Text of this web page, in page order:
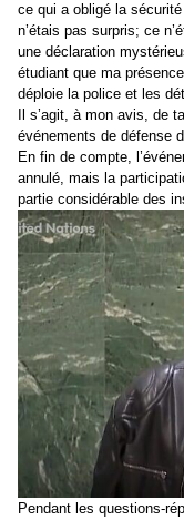
ce qui a obligé la
n’étais pas surpris; ce
une déclaration
étudiant que ma
déploie la police et les
Il s’agit, à mon avis, de
événements de défense
En fin de compte,
annulé, mais la
partie considérable des
Pendant les questions-